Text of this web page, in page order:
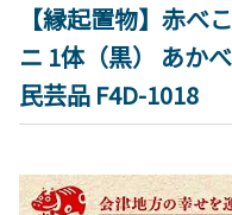
【縁起置物】赤べ
ニ 1体（黒） あか
民芸品 F4D-1018